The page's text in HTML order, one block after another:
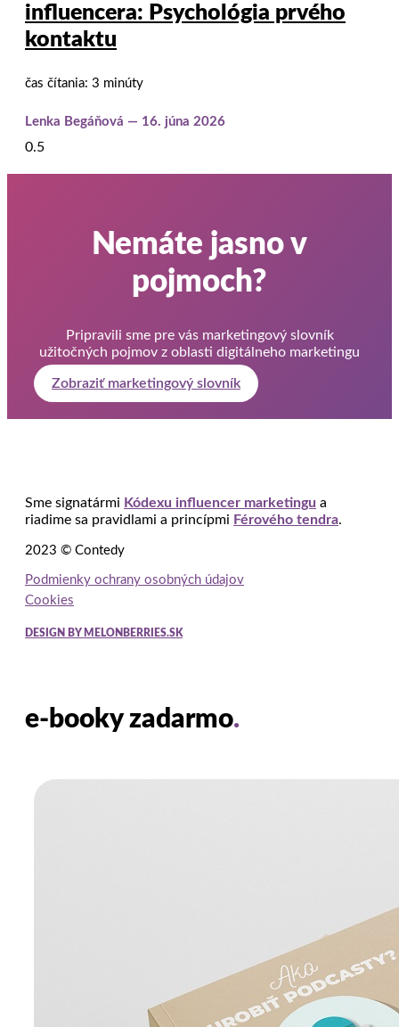
influencera: Psychológia prvého
kontaktu
čas čítania: 3 minúty
Lenka Begáňová 16. júna 2026
Nemáte jasno v
pojmoch?
Pripravili sme pre vás marketingový slovník
užitočných pojmov z oblasti digitálneho marketingu
Zobraziť marketingový slovník
Sme signatármi Kódexu influencer marketingu a
riadime sa pravidlami a princípmi Férového tendra.
2023 © Contedy
Podmienky ochrany osobných údajov
Cookies
DESIGN BY MELONBERRIES.SK
e-booky zadarmo.